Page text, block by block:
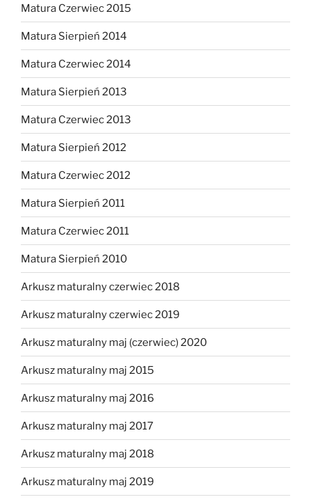
Matura Czerwiec 2015
Matura Sierpień 2014
Matura Czerwiec 2014
Matura Sierpień 2013
Matura Czerwiec 2013
Matura Sierpień 2012
Matura Czerwiec 2012
Matura Sierpień 2011
Matura Czerwiec 2011
Matura Sierpień 2010
Arkusz maturalny czerwiec 2018
Arkusz maturalny czerwiec 2019
Arkusz maturalny maj (czerwiec) 2020
Arkusz maturalny maj 2015
Arkusz maturalny maj 2016
Arkusz maturalny maj 2017
Arkusz maturalny maj 2018
Arkusz maturalny maj 2019